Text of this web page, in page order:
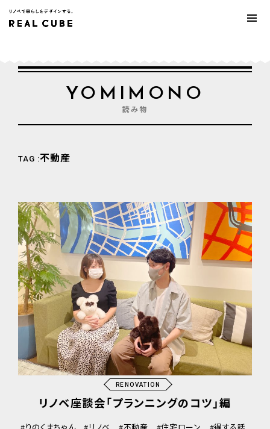
YOMIMONO
読み物
TAG :不動産
RENOVATION
リノベ座談会「プランニングのコツ」編